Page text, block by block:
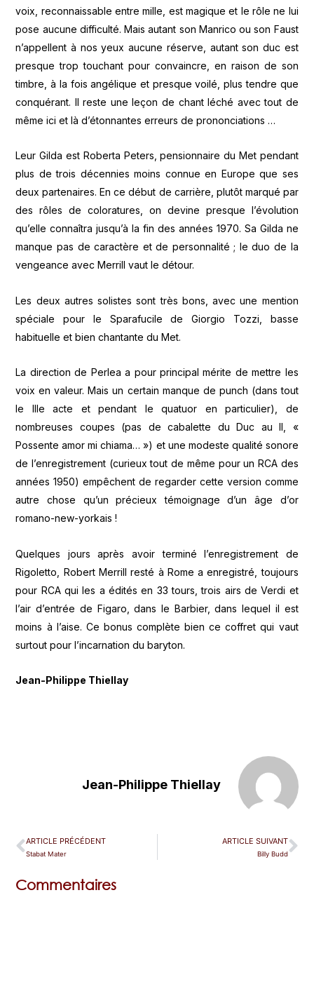
voix, reconnaissable entre mille, est magique et le rôle ne lui
pose aucune difficulté. Mais autant son Manrico ou son Faust
n’appellent à nos yeux aucune réserve, autant son duc est
presque trop touchant pour convaincre, en raison de son
timbre, à la fois angélique et presque voilé, plus tendre que
conquérant. Il reste une leçon de chant léché avec tout de
même ici et là d’étonnantes erreurs de prononciations …
Leur Gilda est Roberta Peters, pensionnaire du Met pendant
plus de trois décennies moins connue en Europe que ses
deux partenaires. En ce début de carrière, plutôt marqué par
des rôles de coloratures, on devine presque l’évolution
qu’elle connaîtra jusqu’à la fin des années 1970. Sa Gilda ne
manque pas de caractère et de personnalité ; le duo de la
vengeance avec Merrill vaut le détour.
Les deux autres solistes sont très bons, avec une mention
spéciale pour le Sparafucile de Giorgio Tozzi, basse
habituelle et bien chantante du Met.
La direction de Perlea a pour principal mérite de mettre les
voix en valeur. Mais un certain manque de punch (dans tout
le IIIe acte et pendant le quatuor en particulier), de
nombreuses coupes (pas de cabalette du Duc au II, «
Possente amor mi chiama… ») et une modeste qualité sonore
de l’enregistrement (curieux tout de même pour un RCA des
années 1950) empêchent de regarder cette version comme
autre chose qu’un précieux témoignage d’un âge d’or
romano-new-yorkais !
Quelques jours après avoir terminé l’enregistrement de
Rigoletto, Robert Merrill resté à Rome a enregistré, toujours
pour RCA qui les a édités en 33 tours, trois airs de Verdi et
l’air d’entrée de Figaro, dans le Barbier, dans lequel il est
moins à l’aise. Ce bonus complète bien ce coffret qui vaut
surtout pour l’incarnation du baryton.
Jean-Philippe Thiellay
Jean-Philippe Thiellay
ARTICLE PRÉCÉDENT
Stabat Mater
ARTICLE SUIVANT
Billy Budd
Commentaires